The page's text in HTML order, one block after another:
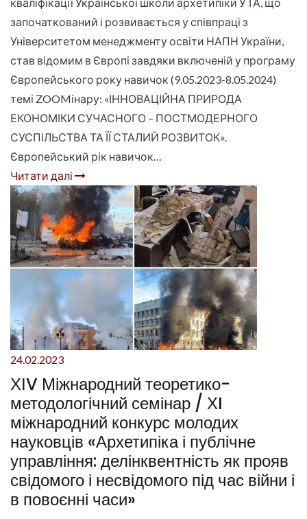
започаткований і розвивається у співпраці з
Університетом менеджменту освіти НАПН України,
став відомим в Європі завдяки включеній у програму
Європейського року навичок (9.05.2023-8.05.2024)
темі ZOOMінару: «ІННОВАЦІЙНА ПРИРОДА
ЕКОНОМІКИ СУЧАСНОГО – ПОСТМОДЕРНОГО
СУСПІЛЬСТВА ТА ЇЇ СТАЛИЙ РОЗВИТОК».
Європейський рік навичок…
Читати далі
24.02.2023
ХІV Міжнародний теоретико-
методологічний семінар / ХI
міжнародний конкурс молодих
науковців «Архетипіка і публічне
управління: делінквентність як прояв
свідомого і несвідомого під час війни і
в повоєнні часи»